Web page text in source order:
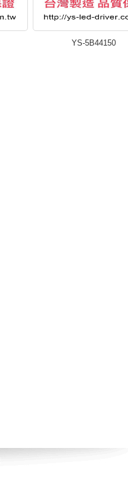
YS-5B44150